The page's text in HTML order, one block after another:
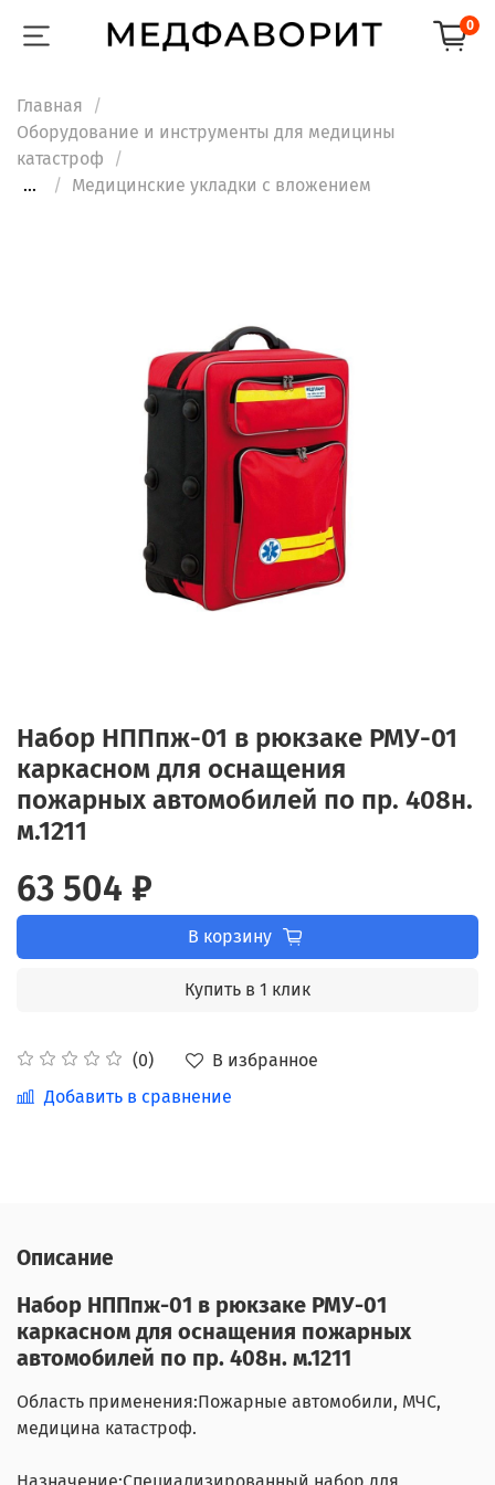
0
Главная
Оборудование и инструменты для медицины
катастроф
...
Медицинские укладки с вложением
Набор НППпж-01 в рюкзаке РМУ-01
каркасном для оснащения
пожарных автомобилей по пр. 408н.
м.1211
(0)
В избранное
Добавить в сравнение
63 504 ₽
В корзину
Купить в 1 клик
Описание
Набор НППпж-01 в рюкзаке РМУ-01
каркасном для оснащения пожарных
автомобилей по пр. 408н. м.1211
Область применения:Пожарные автомобили, МЧС,
медицина катастроф.